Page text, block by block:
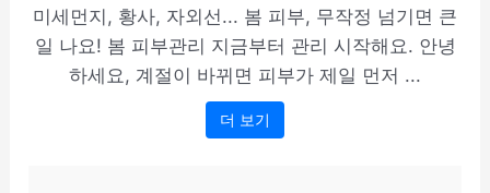
미세먼지, 황사, 자외선... 봄 피부, 무작정 넘기면 큰
일 나요! 봄 피부관리 지금부터 관리 시작해요. 안녕
하세요, 계절이 바뀌면 피부가 제일 먼저 ...
더 보기